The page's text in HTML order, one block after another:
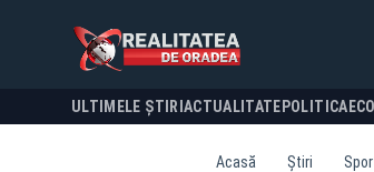
ULTIMELE ȘTIRI ACTUALITATE POLITICA
Acasă Știri